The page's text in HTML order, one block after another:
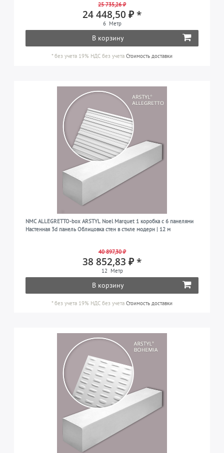
25 735,26 ₽
24 448,50 ₽ *
6 Метр
В корзину
*без учета 19% НДС без учета Стоимость доставки
NMC ALLEGRETTO-box ARSTYL Noel Marquet 1 коробка с 6 панелями
Настенная 3d панель Облицовка стен в стиле модерн | 12 м
40 897,30 ₽
38 852,83 ₽ *
12 Метр
В корзину
*без учета 19% НДС без учета Стоимость доставки